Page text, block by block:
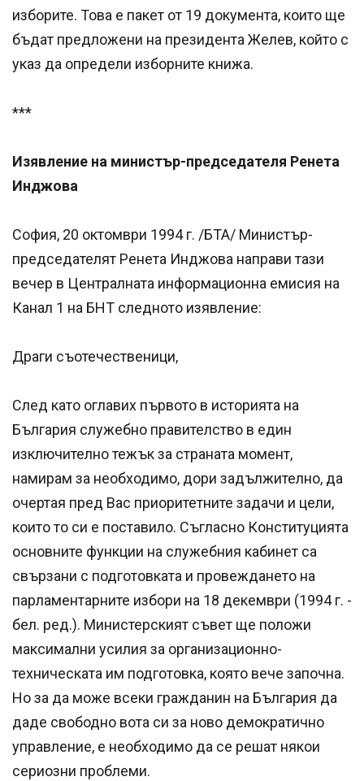
изборите. Това е пакет от 19 документа, които ще
бъдат предложени на президента Желев, който с
указ да определи изборните книжа.
***
Изявление на министър-председателя Ренета
Инджова
София, 20 октомври 1994 г. /БТА/ Министър-
председателят Ренета Инджова направи тази
вечер в Централната информационна емисия на
Канал 1 на БНТ следното изявление:
Драги съотечественици,
След като оглавих първото в историята на
България служебно правителство в един
изключително тежък за страната момент,
намирам за необходимо, дори задължително, да
очертая пред Вас приоритетните задачи и цели,
които то си е поставило. Съгласно Конституцията
основните функции на служебния кабинет са
свързани с подготовката и провеждането на
парламентарните избори на 18 декември (1994 г. -
бел. ред.). Министерският съвет ще положи
максимални усилия за организационно-
техническата им подготовка, която вече започна.
Но за да може всеки гражданин на България да
даде свободно вота си за ново демократично
управление, е необходимо да се решат някои
сериозни проблеми.